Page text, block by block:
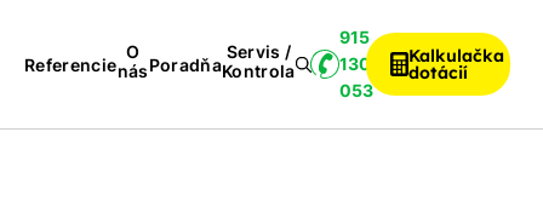
Referencie
O
násPoradňa
Servis /
Kontrola
915
130
053
Kalkulačka
dotácií